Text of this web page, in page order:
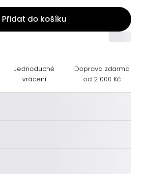
Přidat do košíku
Jednoduché
vrácení
Doprava zdarma
od 2 000 Kč